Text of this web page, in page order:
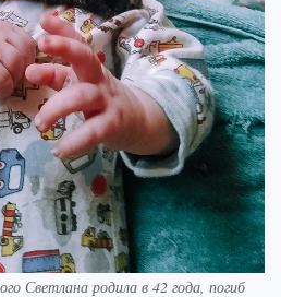
Светлана родила в 42 года, погиб